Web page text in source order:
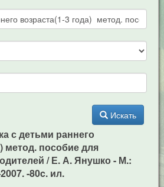
Искать
с детьми раннего
метод. пособие для
/ Е. А. Янушко - М.:
-80c. ил.